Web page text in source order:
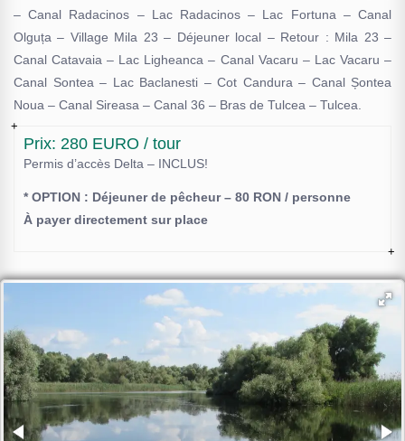
– Canal Radacinos – Lac Radacinos – Lac Fortuna – Canal
Olguța – Village Mila 23 – Déjeuner local – Retour : Mila 23 –
Canal Catavaia – Lac Ligheanca – Canal Vacaru – Lac Vacaru –
Canal Sontea – Lac Baclanesti – Cot Candura – Canal Șontea
Noua – Canal Sireasa – Canal 36 – Bras de Tulcea – Tulcea.
Prix: 280 EURO / tour
Permis d’accès Delta – INCLUS!
* OPTION : Déjeuner de pêcheur – 80 RON / personne
À payer directement sur place